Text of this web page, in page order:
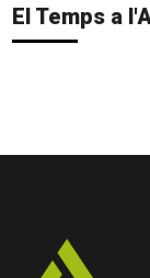
El Temps a